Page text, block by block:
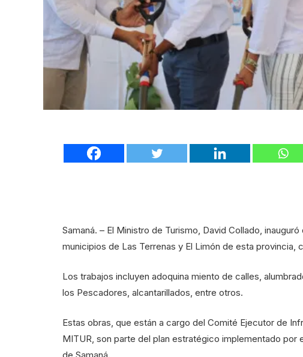
Samaná. – El Ministro de Turismo, David Collado,
municipios de Las Terrenas y El Limón de esta provincia,
Los trabajos incluyen adoquina miento de calles,
los Pescadores, alcantarillados, entre otros.
Estas obras, que están a cargo del Comité Ejecutor de
MITUR, son parte del plan estratégico implementado